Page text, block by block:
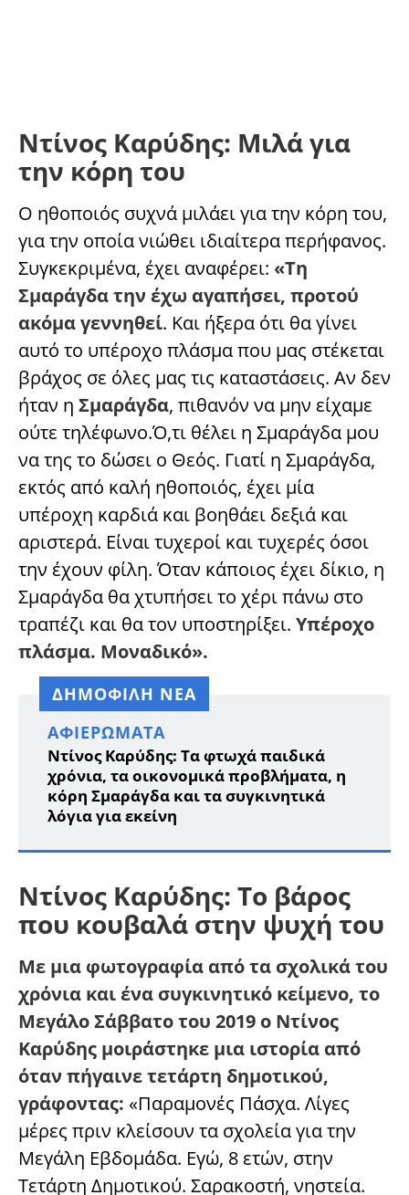
Ντίνος Καρύδης: Μιλά για
την κόρη του
Ο ηθοποιός συχνά μιλάει για την κόρη του,
για την οποία νιώθει ιδιαίτερα περήφανος.
Συγκεκριμένα, έχει αναφέρει: «Τη
Σμαράγδα την έχω αγαπήσει, προτού
ακόμα γεννηθεί. Και ήξερα ότι θα γίνει
αυτό το υπέροχο πλάσμα που μας στέκεται
βράχος σε όλες μας τις καταστάσεις. Αν δεν
ήταν η Σμαράγδα, πιθανόν να μην είχαμε
ούτε τηλέφωνο.Ό,τι θέλει η Σμαράγδα μου
να της το δώσει ο Θεός. Γιατί η Σμαράγδα,
εκτός από καλή ηθοποιός, έχει μία
υπέροχη καρδιά και βοηθάει δεξιά και
αριστερά. Είναι τυχεροί και τυχερές όσοι
την έχουν φίλη. Όταν κάποιος έχει δίκιο, η
Σμαράγδα θα χτυπήσει το χέρι πάνω στο
τραπέζι και θα τον υποστηρίξει. Υπέροχο
πλάσμα. Μοναδικό».
ΔΗΜΟΦΙΛΗ ΝΕΑ
ΑΦΙΕΡΏΜΑΤΑ
Ντίνος Καρύδης: Τα φτωχά παιδικά
χρόνια, τα οικονομικά προβλήματα, η
κόρη Σμαράγδα και τα συγκινητικά
λόγια για εκείνη
Ντίνος Καρύδης: Το βάρος
που κουβαλά στην ψυχή του
Με μια φωτογραφία από τα σχολικά του
χρόνια και ένα συγκινητικό κείμενο, το
Μεγάλο Σάββατο του 2019 ο Ντίνος
Καρύδης μοιράστηκε μια ιστορία από
όταν πήγαινε τετάρτη δημοτικού,
γράφοντας: «Παραμονές Πάσχα. Λίγες
μέρες πριν κλείσουν τα σχολεία για την
Μεγάλη Εβδομάδα. Εγώ, 8 ετών, στην
Τετάρτη Δημοτικού. Σαρακοστή, νηστεία.